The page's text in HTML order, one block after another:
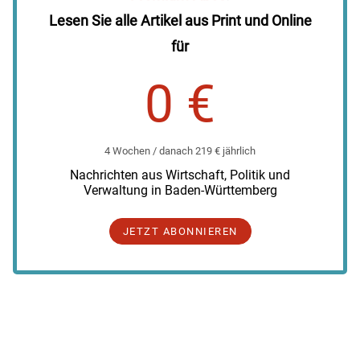
Lesen Sie alle Artikel aus Print und Online
für
0 €
4 Wochen / danach 219 € jährlich
Nachrichten aus Wirtschaft, Politik und
Verwaltung in Baden-Württemberg
JETZT ABONNIEREN